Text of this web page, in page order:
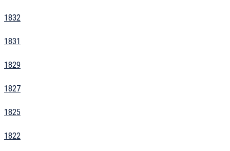
1832
1831
1829
1827
1825
1822